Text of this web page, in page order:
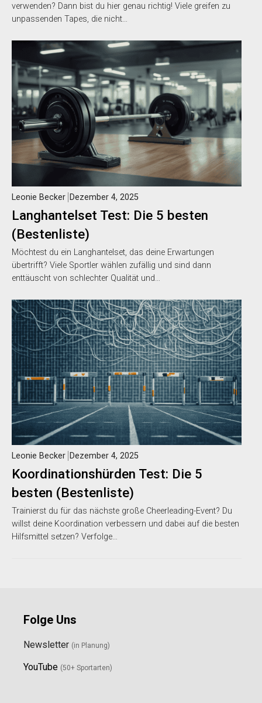
verwenden? Dann bist du hier genau richtig! Viele greifen zu
unpassenden Tapes, die nicht…
Langhantelset Test: Die 5 besten
(Bestenliste)
Leonie Becker Dezember 4, 2025
Möchtest du ein Langhantelset, das deine Erwartungen
übertrifft? Viele Sportler wählen zufällig und sind dann
enttäuscht von schlechter Qualität und…
Koordinationshürden Test: Die 5
besten (Bestenliste)
Leonie Becker Dezember 4, 2025
Trainierst du für das nächste große Cheerleading-Event? Du
willst deine Koordination verbessern und dabei auf die besten
Hilfsmittel setzen? Verfolge…
Folge Uns
Newsletter (in Planung)
YouTube (50+ Sportarten)